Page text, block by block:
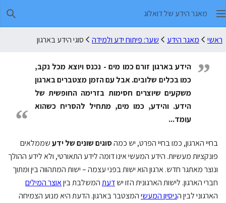
מאגר הידע של דואלוג
ראשי מאגר הידע שער: פיתוח ידע ולמידה סוגי הידע בארגון
”
הידע בארגון זורם כמו מים - נכנס ויוצא מכל נקב,
כמו בכלים שלובים. אבל עם הזמן מצטברים בארגון
משקעים שיוצרים חסימות בזרימה החופשית של
הידע. והידע, כמו מים, מתחיל להסריח כשהוא
עומד...
“
בחיי הארגון, כמו בחיי הפרט, יש כמהסוגים שונים של ידעשממלאים
פונקציות מעשיות. הידע המעשי אינו דומה לידע התאורטי, ולא לידע ההולך
ונוצר מאתגר חדש. ארגון הוא ישות בפני עצמה – ישות המתהווה בין ומתוך
חברי הארגון. לישות הארגונית הזו ישדעתהמשלבת ביןאוצר המילים
הארגוני לבין הניסיון המעשיהמצטבר בארגון. הדעת היא מנוע הצמיחה